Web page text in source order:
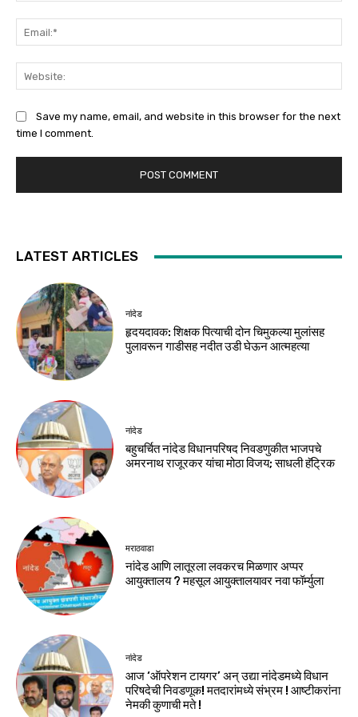
Save my name, email, and website in this browser for the next
time I comment.
LATEST ARTICLES
नांदेड
हृदयदावक: शिक्षक पित्याची दोन चिमुकल्या मुलांसह
पुलावरून गाडीसह नदीत उडी घेऊन आत्महत्या
नांदेड
बहुचर्चित नांदेड विधानपरिषद निवडणुकीत भाजपचे
अमरनाथ राजूरकर यांचा मोठा विजय; साधली हॅट्रिक
मराठवाडा
नांदेड आणि लातूरला लवकरच मिळणार अप्पर
आयुक्तालय ? महसूल आयुक्तालयावर नवा फॉर्म्युला
नांदेड
आज ‘ऑपरेशन टायगर’ अन् उद्या नांदेडमध्ये विधान
परिषदेची निवडणूक! मतदारांमध्ये संभ्रम ! आष्टीकरांना
नेमकी कुणाची मते !